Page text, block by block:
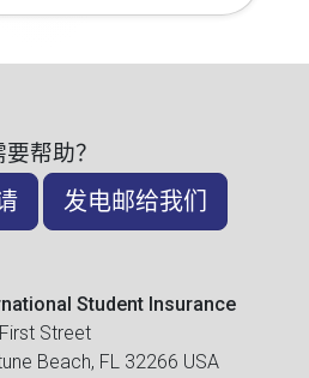
要帮助？
发电邮给我们
Student Insurance
Street
Beach, FL 32266 USA